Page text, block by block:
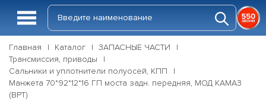
Главная Каталог
ЗАПАСНЫЕ ЧАСТИ
Трансмиссия, приводы
Сальники и уплотнители полуосей, КПП
Манжета 70*92*12*16 ГП моста задн. передняя, МОД КАМАЗ
(ВРТ)